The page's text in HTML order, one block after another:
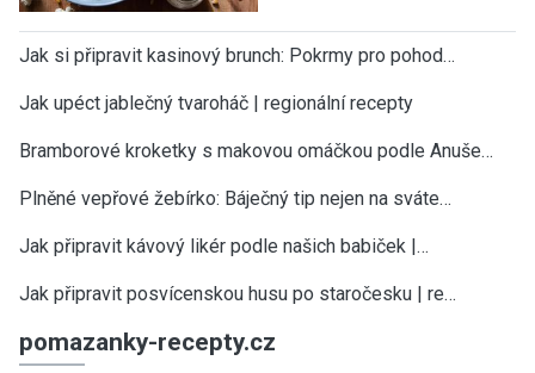
Jak si připravit kasinový brunch: Pokrmy pro pohod…
Jak upéct jablečný tvaroháč | regionální recepty
Bramborové kroketky s makovou omáčkou podle Anuše…
Plněné vepřové žebírko: Báječný tip nejen na sváte…
Jak připravit kávový likér podle našich babiček |…
Jak připravit posvícenskou husu po staročesku | re…
pomazanky-recepty.cz